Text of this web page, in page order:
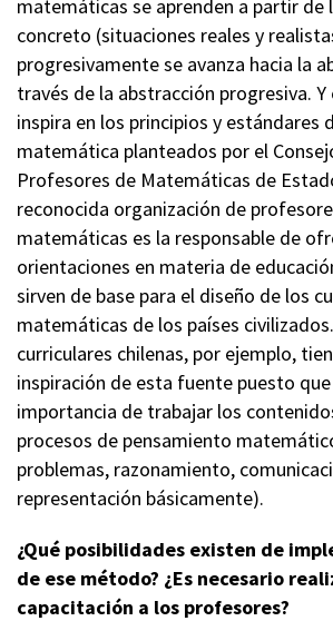
matemáticas se aprenden a partir de
concreto (situaciones reales y
progresivamente se avanza hacia la
través de la abstracción progresiva.
inspira en los principios y estándares
matemática planteados por el
Profesores de Matemáticas de
reconocida organización de
matemáticas es la responsable de
orientaciones en materia de
sirven de base para el diseño de los
matemáticas de los países
curriculares chilenas, por ejemplo,
inspiración de esta fuente puesto
importancia de trabajar los
procesos de pensamiento
problemas, razonamiento,
representación básicamente).
¿Qué posibilidades existen de
de ese método? ¿Es necesario
capacitación a los profesores?